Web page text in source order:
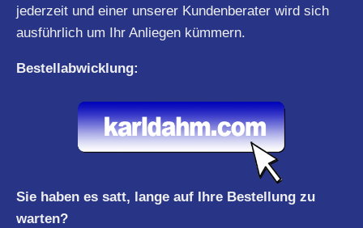
jederzeit und einer unserer Kundenberater wird sich
ausführlich um Ihr Anliegen kümmern.
Bestellabwicklung:
Sie haben es satt, lange auf Ihre Bestellung zu
warten?